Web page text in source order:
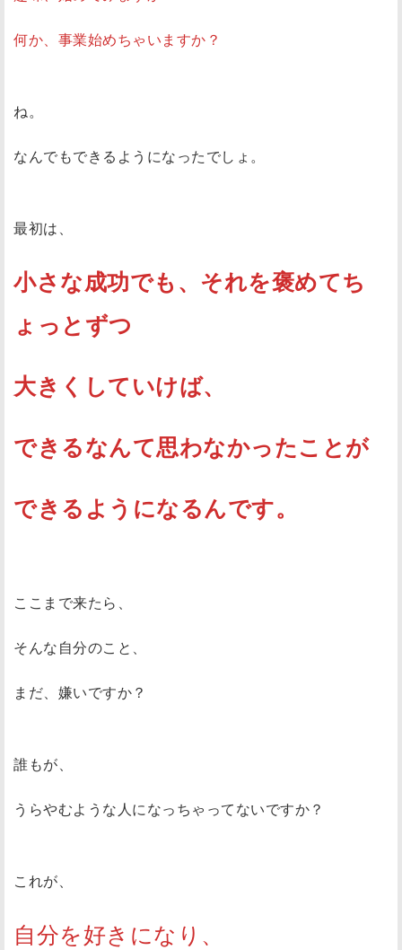
何か、事業始めちゃいますか？
ね。
なんでもできるようになったでしょ。
最初は、
小さな成功でも、それを褒めてち
ょっとずつ
大きくしていけば、
できるなんて思わなかったことが
できるようになるんです。
ここまで来たら、
そんな自分のこと、
まだ、嫌いですか？
誰もが、
うらやむような人になっちゃってないですか？
これが、
自分を好きになり、